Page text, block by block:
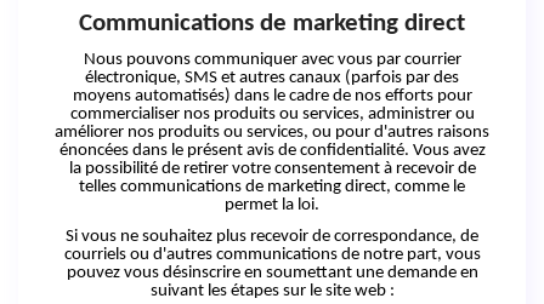
Communications de marketing direct
Nous pouvons communiquer avec vous par courrier
électronique, SMS et autres canaux (parfois par des
moyens automatisés) dans le cadre de nos efforts pour
commercialiser nos produits ou services, administrer ou
améliorer nos produits ou services, ou pour d'autres raisons
énoncées dans le présent avis de confidentialité. Vous avez
la possibilité de retirer votre consentement à recevoir de
telles communications de marketing direct, comme le
permet la loi.
Si vous ne souhaitez plus recevoir de correspondance, de
courriels ou d'autres communications de notre part, vous
pouvez vous désinscrire en soumettant une demande en
suivant les étapes sur le site web :